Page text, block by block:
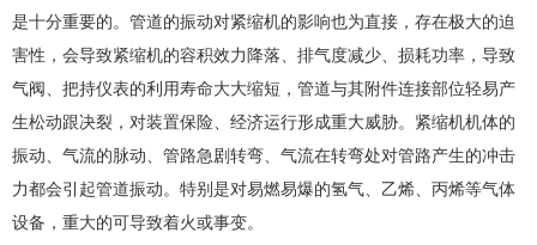
是十分重要的。管道的振动对紧缩机的影响也为直接，存在极大的迫
害性，会导致紧缩机的容积效力降落、排气度减少、损耗功率，导致
气阀、把持仪表的利用寿命大大缩短，管道与其附件连接部位轻易产
生松动跟决裂，对装置保险、经济运行形成重大威胁。紧缩机机体的
振动、气流的脉动、管路急剧转弯、气流在转弯处对管路产生的冲击
力都会引起管道振动。特别是对易燃易爆的氢气、乙烯、丙烯等气体
设备，重大的可导致着火或事变。